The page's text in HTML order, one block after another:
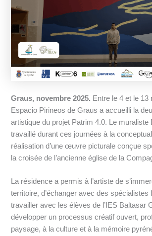
Graus, novembre 2025. Entre le 4 et le 13
Espacio Pirineos de Graus a accueilli la
artistique du projet Patrim 4.0. Le muraliste
travaillé durant ces journées à la
réalisation d’une œuvre picturale conçue
la croisée de l’ancienne église de la
La résidence a permis à l’artiste de
territoire, d’échanger avec des spécialistes
travailler avec les élèves de l’IES Baltasar
développer un processus créatif ouvert,
paysage, à la culture et à la mémoire